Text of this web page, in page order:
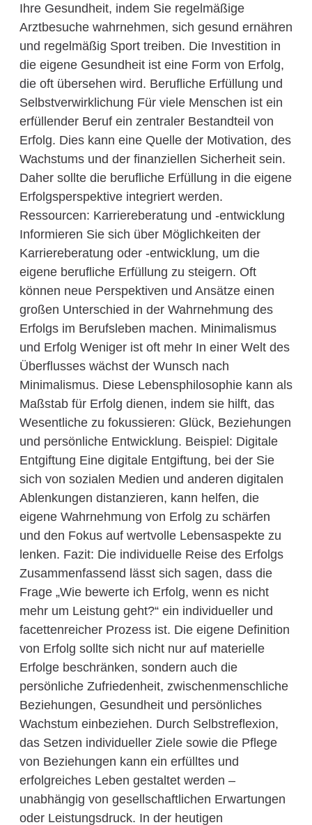
Ihre Gesundheit, indem Sie regelmäßige
Arztbesuche wahrnehmen, sich gesund ernähren
und regelmäßig Sport treiben. Die Investition in
die eigene Gesundheit ist eine Form von Erfolg,
die oft übersehen wird. Berufliche Erfüllung und
Selbstverwirklichung Für viele Menschen ist ein
erfüllender Beruf ein zentraler Bestandteil von
Erfolg. Dies kann eine Quelle der Motivation, des
Wachstums und der finanziellen Sicherheit sein.
Daher sollte die berufliche Erfüllung in die eigene
Erfolgsperspektive integriert werden.
Ressourcen: Karriereberatung und -entwicklung
Informieren Sie sich über Möglichkeiten der
Karriereberatung oder -entwicklung, um die
eigene berufliche Erfüllung zu steigern. Oft
können neue Perspektiven und Ansätze einen
großen Unterschied in der Wahrnehmung des
Erfolgs im Berufsleben machen. Minimalismus
und Erfolg Weniger ist oft mehr In einer Welt des
Überflusses wächst der Wunsch nach
Minimalismus. Diese Lebensphilosophie kann als
Maßstab für Erfolg dienen, indem sie hilft, das
Wesentliche zu fokussieren: Glück, Beziehungen
und persönliche Entwicklung. Beispiel: Digitale
Entgiftung Eine digitale Entgiftung, bei der Sie
sich von sozialen Medien und anderen digitalen
Ablenkungen distanzieren, kann helfen, die
eigene Wahrnehmung von Erfolg zu schärfen
und den Fokus auf wertvolle Lebensaspekte zu
lenken. Fazit: Die individuelle Reise des Erfolgs
Zusammenfassend lässt sich sagen, dass die
Frage „Wie bewerte ich Erfolg, wenn es nicht
mehr um Leistung geht?“ ein individueller und
facettenreicher Prozess ist. Die eigene Definition
von Erfolg sollte sich nicht nur auf materielle
Erfolge beschränken, sondern auch die
persönliche Zufriedenheit, zwischenmenschliche
Beziehungen, Gesundheit und persönliches
Wachstum einbeziehen. Durch Selbstreflexion,
das Setzen individueller Ziele sowie die Pflege
von Beziehungen kann ein erfülltes und
erfolgreiches Leben gestaltet werden –
unabhängig von gesellschaftlichen Erwartungen
oder Leistungsdruck. In der heutigen